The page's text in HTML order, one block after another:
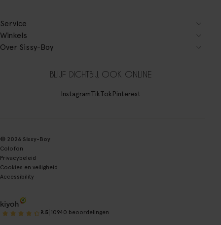
Service
Winkels
Over Sissy-Boy
BLIJF DICHTBIJ, OOK ONLINE
InstagramTikTokPinterest
© 2026 Sissy-Boy
Colofon
Privacybeleid
Cookies en veiligheid
Accessibility
9.5 10940 beoordelingen